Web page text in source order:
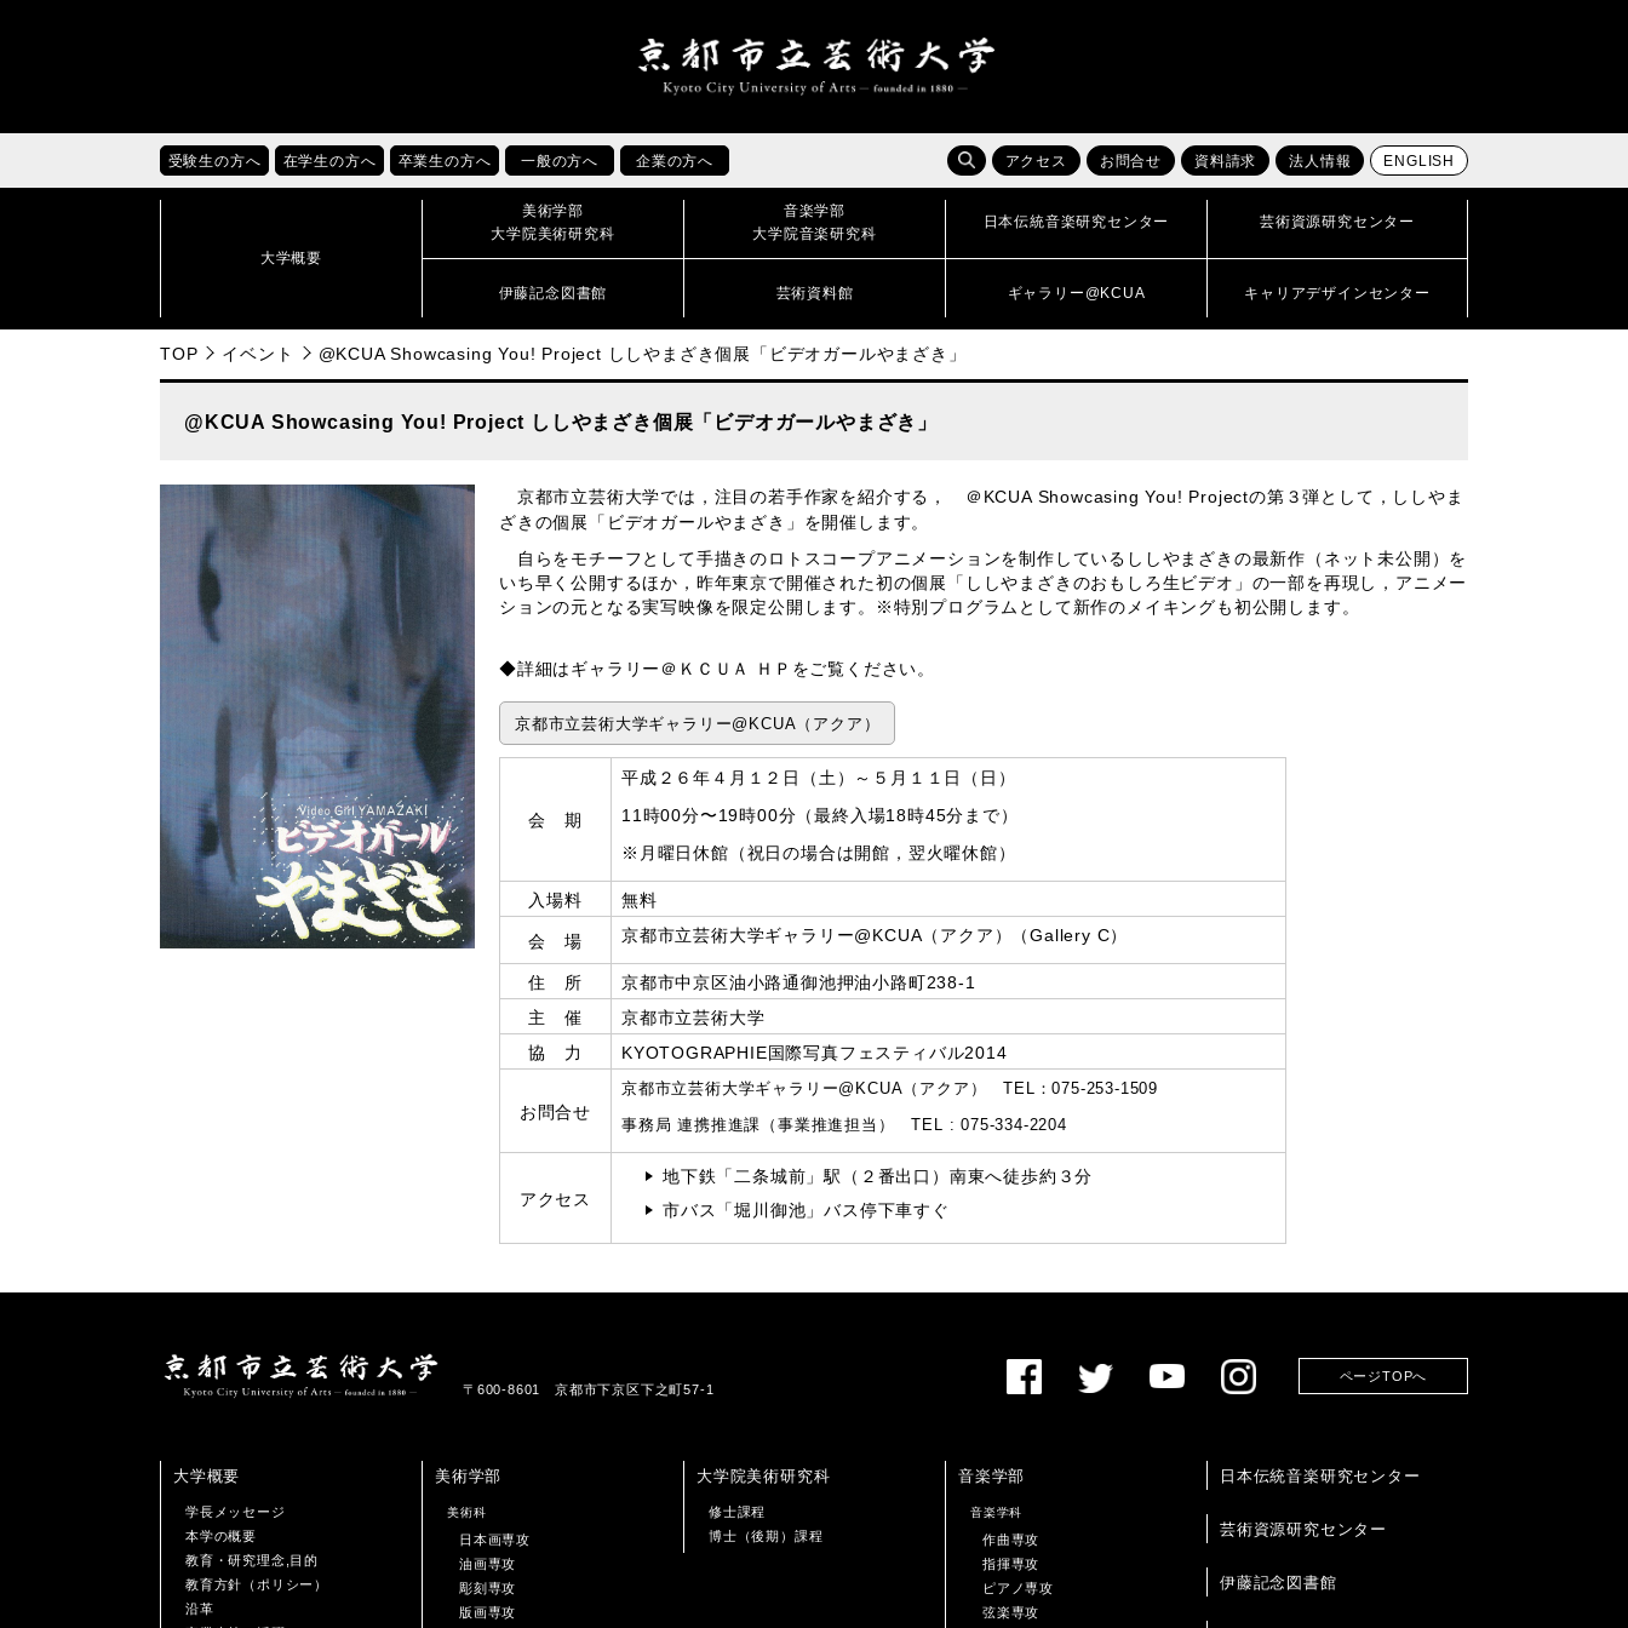
受験生の方へ 在学生の方へ 卒業生の方へ 一般の方へ 企業の方へ アクセス お問合せ 資料請求 法人情報 ENGLISH
大学概要
美術学部
大学院美術研究科
音楽学部
大学院音楽研究科
日本伝統音楽研究センター 芸術資源研究センター
伊藤記念図書館 芸術資料館 ギャラリー@KCUA キャリアデザインセンター
TOP イベント @KCUA Showcasing You! Project ししやまざき個展「ビデオガールやまざき」
@KCUA Showcasing You! Project ししやまざき個展「ビデオガールやまざき」
京都市立芸術大学では，注目の若手作家を紹介する， ＠KCUA Showcasing You! Projectの第３弾として，ししやま
ざきの個展「ビデオガールやまざき」を開催します。
自らをモチーフとして手描きのロトスコープアニメーションを制作しているししやまざきの最新作（ネット未公開）を
いち早く公開するほか，昨年東京で開催された初の個展「ししやまざきのおもしろ生ビデオ」の一部を再現し，アニメー
ションの元となる実写映像を限定公開します。※特別プログラムとして新作のメイキングも初公開します。
◆詳細はギャラリー＠ＫＣＵＡ ＨＰをご覧ください。
京都市立芸術大学ギャラリー@KCUA（アクア）
会 期
平成２６年４月１２日（土）～５月１１日（日）
11時00分〜19時00分（最終入場18時45分まで）
※月曜日休館（祝日の場合は開館，翌火曜休館）
入場料 無料
会 場 京都市立芸術大学ギャラリー@KCUA（アクア）（Gallery C）
住 所
京都市中京区油小路通御池押油小路町238-1
主 催
京都市立芸術大学
協 力
KYOTOGRAPHIE国際写真フェスティバル2014
お問合せ
京都市立芸術大学ギャラリー@KCUA（アクア）TEL：075-253-1509
事務局 連携推進課（事業推進担当）TEL : 075-334-2204
アクセス
地下鉄「二条城前」駅（２番出口）南東へ徒歩約３分
市バス「堀川御池」バス停下車すぐ
〒600-8601 京都市下京区下之町57-1
ページTOPへ
大学概要
学長メッセージ
本学の概要
教育・研究理念,目的
教育方針（ポリシー）
沿革
美術学部
美術科
日本画専攻
油画専攻
彫刻専攻
版画専攻
大学院美術研究科
修士課程
博士（後期）課程
音楽学部
音楽学科
作曲専攻
指揮専攻
ピアノ専攻
弦楽専攻
日本伝統音楽研究センター
芸術資源研究センター
伊藤記念図書館